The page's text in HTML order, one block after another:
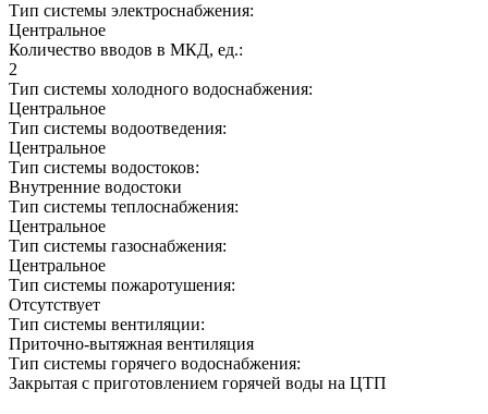
Тип системы электроснабжения:
Центральное
Количество вводов в МКД, ед.:
2
Тип системы холодного водоснабжения:
Центральное
Тип системы водоотведения:
Центральное
Тип системы водостоков:
Внутренние водостоки
Тип системы теплоснабжения:
Центральное
Тип системы газоснабжения:
Центральное
Тип системы пожаротушения:
Отсутствует
Тип системы вентиляции:
Приточно-вытяжная вентиляция
Тип системы горячего водоснабжения:
Закрытая с приготовлением горячей воды на ЦТП